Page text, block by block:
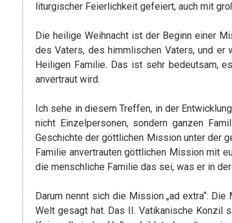
liturgischer Feierlichkeit gefeiert, auch mit
Die heilige Weihnacht ist der Beginn einer
des Vaters, des himmlischen Vaters, und
Heiligen Familie. Das ist sehr bedeutsam,
anvertraut wird.
Ich sehe in diesem Treffen, in der
nicht Einzelpersonen, sondern ganzen
Geschichte der göttlichen Mission unter der
Familie anvertrauten göttlichen Mission mit
die menschliche Familie das sei, was er in
Darum nennt sich die Mission „ad extra“:
Welt gesagt hat. Das II. Vatikanische Konzil